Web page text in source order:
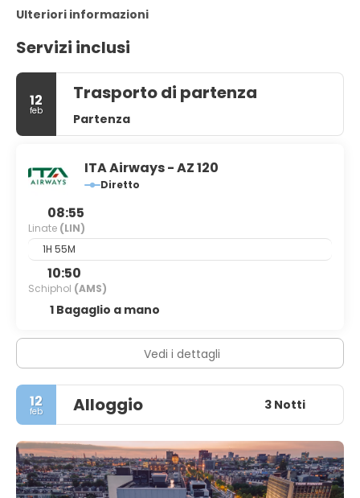
Ulteriori informazioni
Servizi inclusi
12
feb
Trasporto di partenza
Partenza
ITA Airways - AZ 120
Diretto
08:55
Linate (LIN)
1H 55M
10:50
Schiphol (AMS)
1 Bagaglio a mano
Vedi i dettagli
12
feb Alloggio 3 Notti